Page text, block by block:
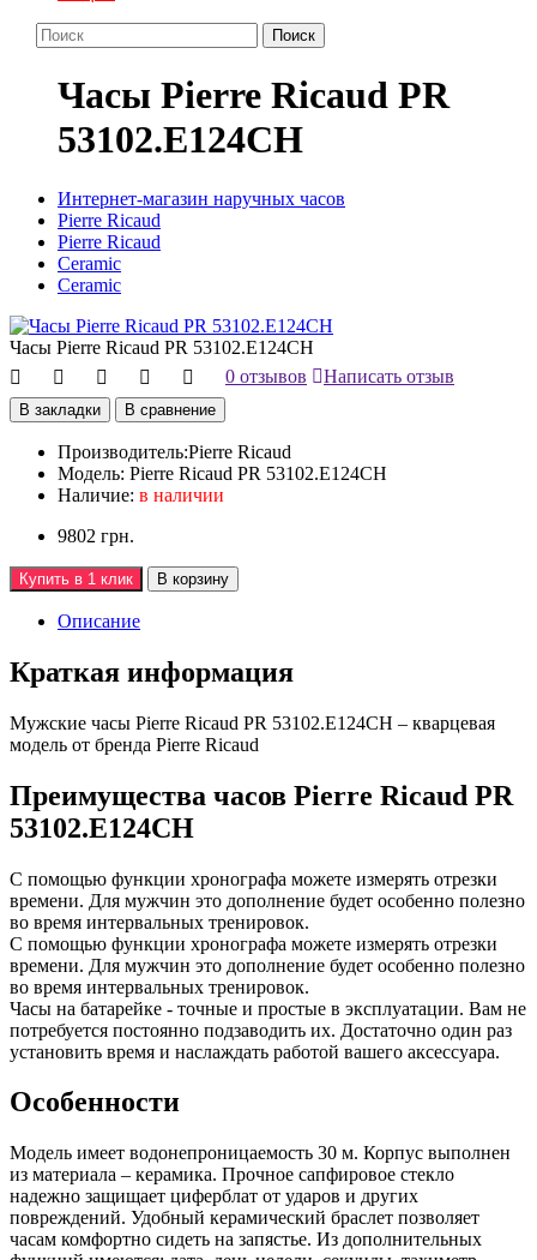
Поиск
Часы Pierre Ricaud PR
53102.E124CH
Интернет-магазин наручных часов
Pierre Ricaud
Pierre Ricaud
Ceramic
Ceramic
Часы Pierre Ricaud PR 53102.E124CH
0 отзывов
Написать отзыв
В закладки В сравнение
Производитель:Pierre Ricaud
Модель: Pierre Ricaud PR 53102.E124CH
Наличие: в наличии
9802 грн.
Купить в 1 клик В корзину
Описание
Краткая информация
Мужские часы Pierre Ricaud PR 53102.E124CH – кварцевая
модель от бренда Pierre Ricaud
Преимущества часов Pierre Ricaud PR
53102.E124CH
С помощью функции хронографа можете измерять отрезки
времени. Для мужчин это дополнение будет особенно полезно
во время интервальных тренировок.
С помощью функции хронографа можете измерять отрезки
времени. Для мужчин это дополнение будет особенно полезно
во время интервальных тренировок.
Часы на батарейке - точные и простые в эксплуатации. Вам не
потребуется постоянно подзаводить их. Достаточно один раз
установить время и наслаждать работой вашего аксессуара.
Особенности
Модель имеет водонепроницаемость 30 м. Корпус выполнен
из материала – керамика. Прочное сапфировое стекло
надежно защищает циферблат от ударов и других
повреждений. Удобный керамический браслет позволяет
часам комфортно сидеть на запястье. Из дополнительных